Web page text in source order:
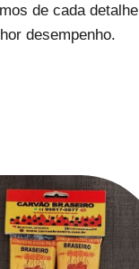
de cada detalhe
desempenho.